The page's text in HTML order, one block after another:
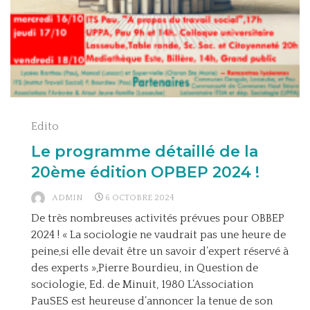
Edito
Le programme détaillé de la
20ème édition OPBEP 2024 !
ADMIN 6 OCTOBRE 2024
De très nombreuses activités prévues pour OBBEP
2024 ! « La sociologie ne vaudrait pas une heure de
peine,si elle devait être un savoir d’expert réservé à
des experts »,Pierre Bourdieu, in Question de
sociologie, Ed. de Minuit, 1980 L’Association
PauSES est heureuse d’annoncer la tenue de son